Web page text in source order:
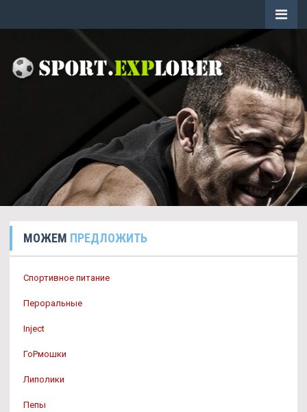
МОЖЕМ ПРЕДЛОЖИТЬ
Спортивное питание
Пероральные
Inject
ГоРмошки
Липолики
Пепы